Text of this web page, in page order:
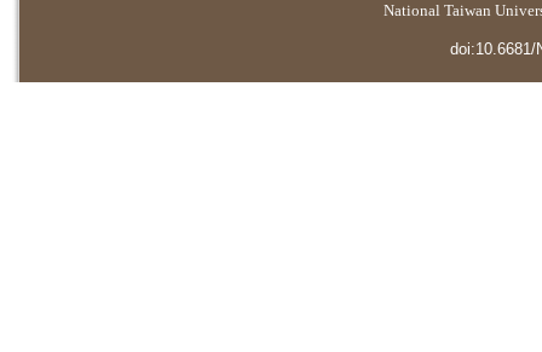
National Taiwan
doi:10.6681/